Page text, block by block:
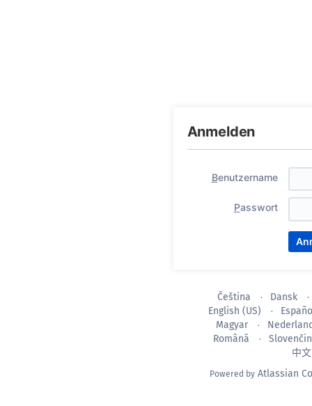
Anmelden
Benutzername
Passwort
Čeština
Dansk
English (US)
Magyar
Română
中文
Powered by Atlassian